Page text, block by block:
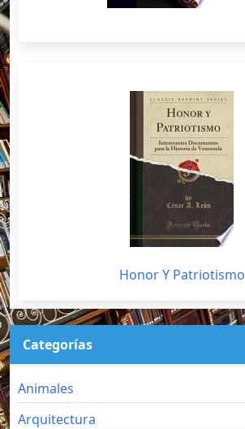
Honor Y Patriotismo
Categorías
Animales
Arquitectura